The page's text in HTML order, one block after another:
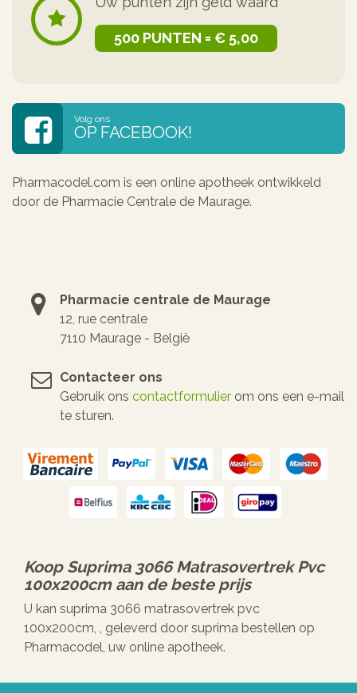
500 PUNTEN = € 5,00
Volg ons
OP FACEBOOK!
Pharmacodel.com is een online apotheek ontwikkeld
door de Pharmacie Centrale de Maurage.
Pharmacie centrale de Maurage
12, rue centrale
7110 Maurage - België
Contacteer ons
Gebruik ons contactformulier om ons een e-mail
te sturen.
Koop Suprima 3066 Matrasovertrek Pvc
100x200cmaan de beste prijs
U kan suprima 3066 matrasovertrek pvc
100x200cm, , geleverd door suprima bestellen op
Pharmacodel, uw online apotheek.